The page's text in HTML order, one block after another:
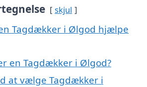
skjul
Tagdækker i Ølgod hjælpe
en Tagdækker i Ølgod?
at vælge Tagdækker i